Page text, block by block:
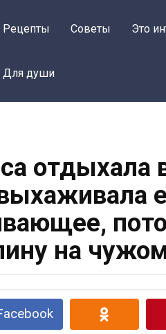
Рецепты Советы Это
Для души
отдыхала
на